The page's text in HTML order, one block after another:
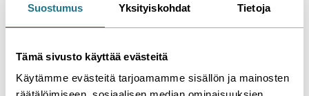
Suostumus Yksityiskohdat Tietoja
Tämä sivusto käyttää evästeitä
Käytämme evästeitä tarjoamamme sisällön ja mainosten